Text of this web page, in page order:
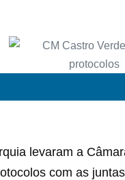
levaram a
com as